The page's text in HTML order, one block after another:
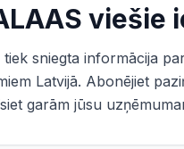
viešie
tiek sniegta informācija
Latvijā. Abonējiet
garām jūsu